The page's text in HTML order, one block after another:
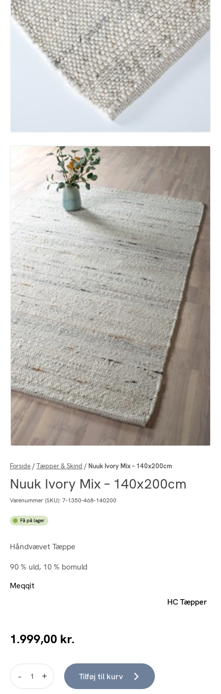
Forside/Tæpper & Skind / Nuuk Ivory Mix – 140x200cm
Nuuk Ivory Mix – 140x200cm
Varenummer (SKU): 7-1350-468-140200
Få på lager
Håndvævet Tæppe
90 % uld, 10 % bomuld
Meqqit
HC Tæpper
1.999,00 kr.
Tilføj til kurv